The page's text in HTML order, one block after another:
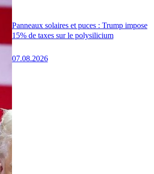
Panneaux solaires et puces : Trump impose
15% de taxes sur le polysilicium
07.08.2026